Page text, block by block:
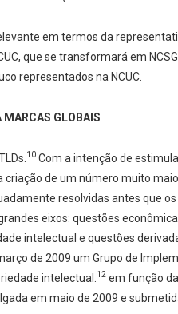
em termos da
que se transformará em
representados na NCUC.
MARCAS GLOBAIS
10 Com a intenção de
de um número muito
resolvidas antes que
eixos: questões
intelectual e questões
de 2009 um Grupo de
intelectual.
12 em função
em maio de 2009 e